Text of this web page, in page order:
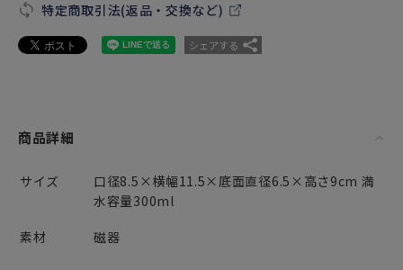
特定商取引法(返品・交換など)
シェアする
商品詳細
サイズ
口径8.5×横幅11.5×底面直径6.5×高さ9cm 満
水容量300ml
素材
磁器